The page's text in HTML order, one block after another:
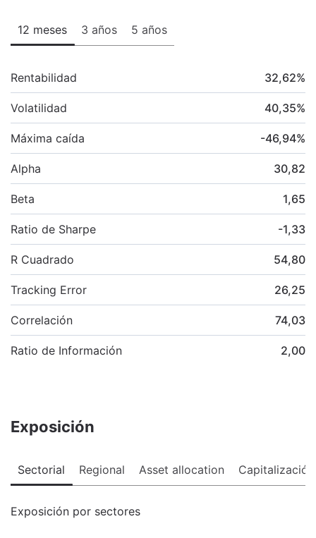
12 meses 3 años 5 años
Rentabilidad 32,62%
Volatilidad 40,35%
Máxima caída -46,94%
Alpha 30,82
Beta 1,65
Ratio de Sharpe -1,33
R Cuadrado 54,80
Tracking Error 26,25
Correlación 74,03
Ratio de Información 2,00
Exposición
Sectorial Regional Asset allocation Capitalización
Exposición por sectores